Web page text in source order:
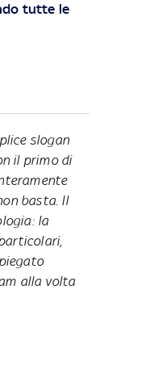
tutte le
slogan
il primo di
basta. Il
la
alla volta